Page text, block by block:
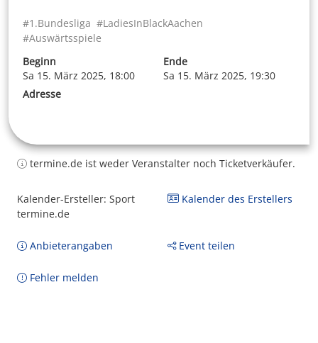
#1.Bundesliga #LadiesInBlackAachen
#Auswärtsspiele
Beginn
Sa 15. März 2025, 18:00
Ende
Sa 15. März 2025, 19:30
Adresse
termine.de ist weder Veranstalter noch Ticketverkäufer.
Kalender-Ersteller: Sport
termine.de
Kalender des Erstellers
Anbieterangaben Event teilen
Fehler melden